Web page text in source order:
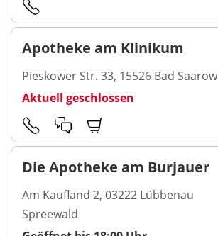
Apotheke am Klinikum
Pieskower Str. 33, 15526 Bad Saarow
Aktuell geschlossen
Die Apotheke am Burjauer
Am Kaufland 2, 03222 Lübbenau
Spreewald